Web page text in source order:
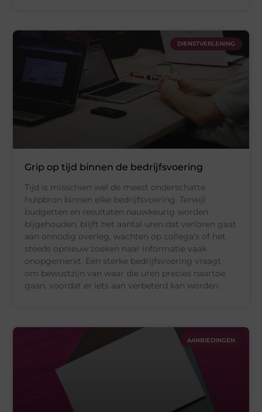
DIENSTVERLENING
Grip op tijd binnen de bedrijfsvoering
Tijd is misschien wel de meest onderschatte
hulpbron binnen elke bedrijfsvoering. Terwijl
budgetten en resultaten nauwkeurig worden
bijgehouden, blijft het aantal uren dat verloren gaat
aan onnodig overleg, wachten op collega’s of het
steeds opnieuw zoeken naar informatie vaak
onopgemerkt. Een sterke bedrijfsvoering vraagt
om bewustzijn van waar die uren precies naartoe
gaan, voordat er iets aan verbeterd kan worden.
AANBIEDINGEN